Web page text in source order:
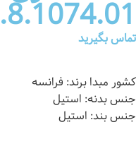
تماس بگیرید
کشور مبدا برند: فرانسه
جنس بدنه: استیل
جنس بند: استیل